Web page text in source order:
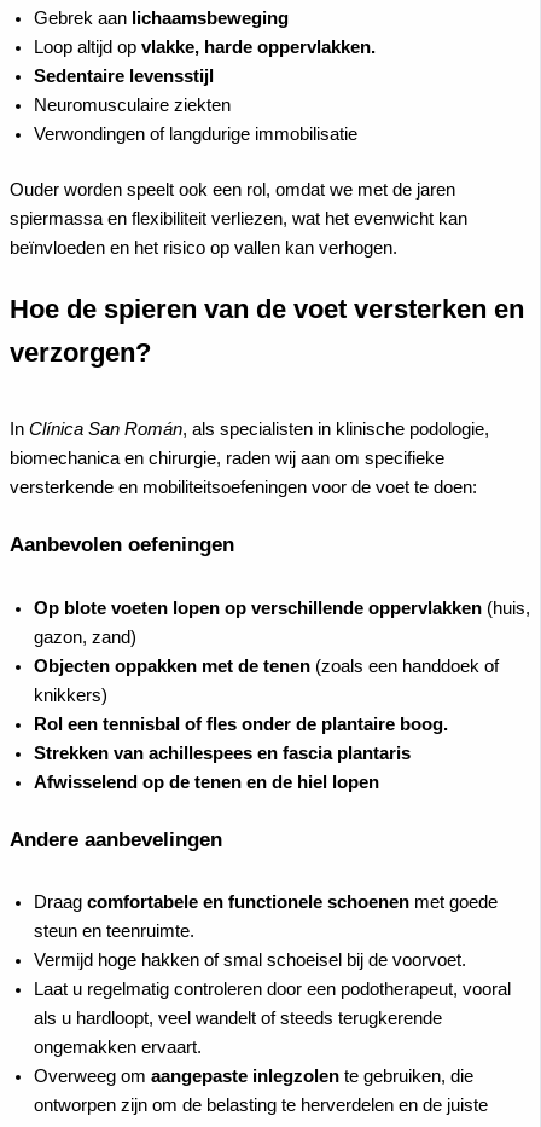
Gebrek aan lichaamsbeweging
Loop altijd op vlakke, harde oppervlakken.
Sedentaire levensstijl
Neuromusculaire ziekten
Verwondingen of langdurige immobilisatie
Ouder worden speelt ook een rol, omdat we met de jaren
spiermassa en flexibiliteit verliezen, wat het evenwicht kan
beïnvloeden en het risico op vallen kan verhogen.
Hoe de spieren van de voet versterken en
verzorgen?
In Clínica San Román, als specialisten in klinische podologie,
biomechanica en chirurgie, raden wij aan om specifieke
versterkende en mobiliteitsoefeningen voor de voet te doen:
Aanbevolen oefeningen
Op blote voeten lopen op verschillende oppervlakken (huis,
gazon, zand)
Objecten oppakken met de tenen (zoals een handdoek of
knikkers)
Rol een tennisbal of fles onder de plantaire boog.
Strekken van achillespees en fascia plantaris
Afwisselend op de tenen en de hiel lopen
Andere aanbevelingen
Draag comfortabele en functionele schoenen met goede
steun en teenruimte.
Vermijd hoge hakken of smal schoeisel bij de voorvoet.
Laat u regelmatig controleren door een podotherapeut, vooral
als u hardloopt, veel wandelt of steeds terugkerende
ongemakken ervaart.
Overweeg om aangepaste inlegzolen te gebruiken, die
ontworpen zijn om de belasting te herverdelen en de juiste